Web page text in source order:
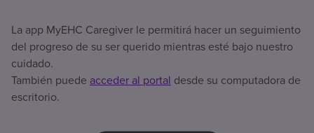
La app MyEHC Caregiver le permitirá hacer un seguimiento
del progreso de su ser querido mientras esté bajo nuestro
cuidado.
También puede acceder al portal desde su computadora de
escritorio.